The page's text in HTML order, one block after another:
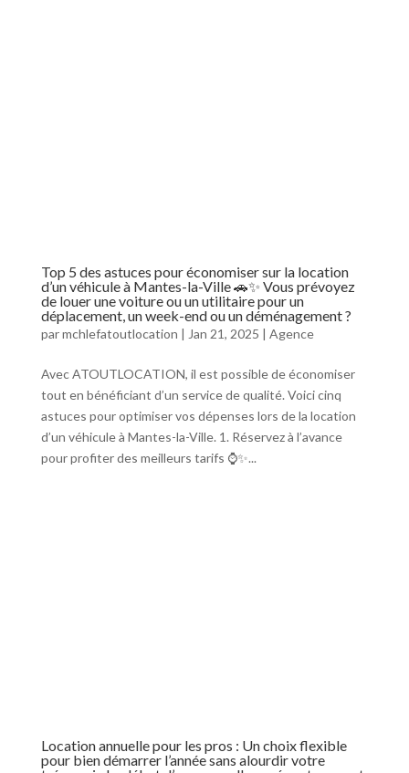
Top 5 des astuces pour économiser sur la location
d’un véhicule à Mantes-la-Ville 🚗✨ Vous prévoyez
de louer une voiture ou un utilitaire pour un
déplacement, un week-end ou un déménagement ?
parmchlefatoutlocation | Jan 21, 2025 | Agence
Avec ATOUTLOCATION, il est possible de économiser
tout en bénéficiant d’un service de qualité. Voici cinq
astuces pour optimiser vos dépenses lors de la location
d’un véhicule à Mantes-la-Ville. 1. Réservez à l’avance
pour profiter des meilleurs tarifs ⌚✨...
Location annuelle pour les pros : Un choix flexible
pour bien démarrer l’année sans alourdir votre